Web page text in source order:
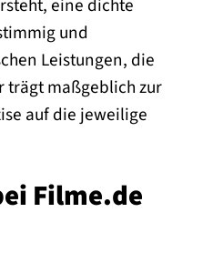
eine dichte
und
Leistungen, die
trägt maßgeblich zur
auf die jeweilige
Filme.de